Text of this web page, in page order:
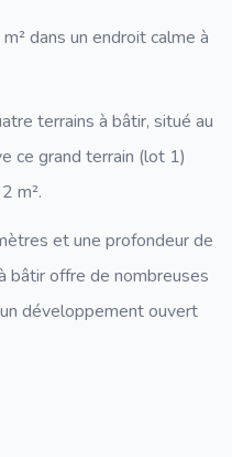
dans un endroit calme à
terrains à bâtir, situé au
ce grand terrain (lot 1)
m².
et une profondeur de
bâtir offre de nombreuses
développement ouvert